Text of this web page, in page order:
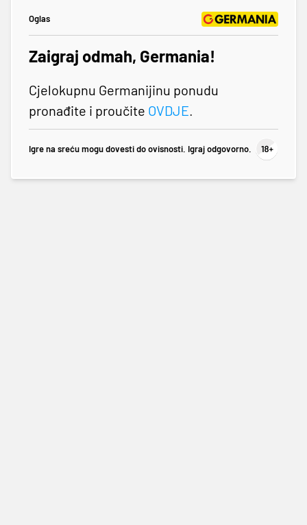
Oglas
Zaigraj odmah, Germania!
Cjelokupnu Germanijinu ponudu
pronađite i proučite OVDJE.
Igre na sreću mogu dovesti do ovisnosti. Igraj odgovorno.